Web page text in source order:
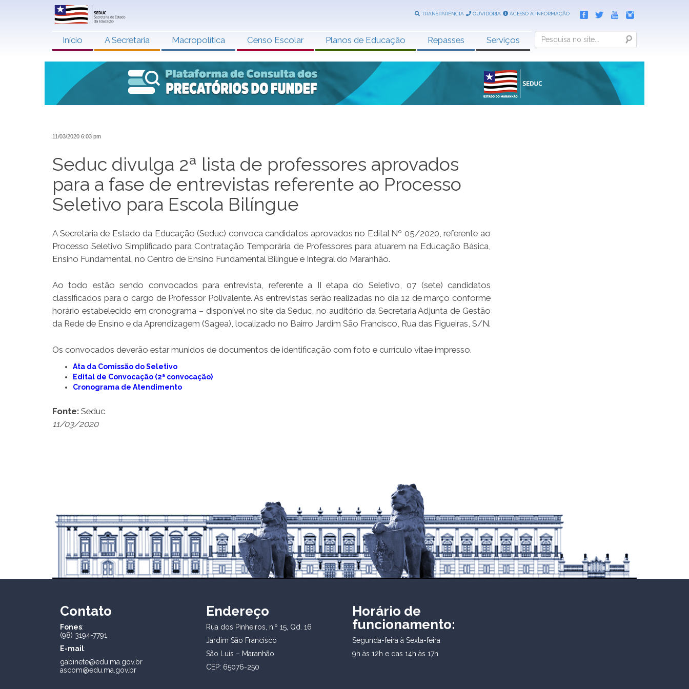
TRANSPARÊNCIA OUVIDORIA ACESSO A INFORMAÇÃO
Início A Secretaria Macropolítica Censo Escolar Planos de Educação Repasses Serviços Search
11/03/2020 6:03 pm
Seduc divulga 2ª lista de professores aprovados
para a fase de entrevistas referente ao Processo
Seletivo para Escola Bilíngue
A Secretaria de Estado da Educação (Seduc) convoca candidatos aprovados no Edital Nº 05/2020, referente ao
Processo Seletivo Simplificado para Contratação Temporária de Professores para atuarem na Educação Básica,
Ensino Fundamental, no Centro de Ensino Fundamental Bilíngue e Integral do Maranhão.
Ao todo estão sendo convocados para entrevista, referente a II etapa do Seletivo, 07 (sete) candidatos
classificados para o cargo de Professor Polivalente. As entrevistas serão realizadas no dia 12 de março conforme
horário estabelecido em cronograma – disponível no site da Seduc, no auditório da Secretaria Adjunta de Gestão
da Rede de Ensino e da Aprendizagem (Sagea), localizado no Bairro Jardim São Francisco, Rua das Figueiras, S/N.
Os convocados deverão estar munidos de documentos de identificação com foto e currículo vitae impresso.
Ata da Comissão do Seletivo
Edital de Convocação (2ª convocação)
Cronograma de Atendimento
Fonte: Seduc
11/03/2020
Contato
Fones:
(98) 3194-7791
E-mail:
gabinete@edu.ma.gov.br
ascom@edu.ma.gov.br
Endereço
Rua dos Pinheiros, n.º 15, Qd. 16
Jardim São Francisco
São Luís – Maranhão
CEP: 65076-250
Horário de
funcionamento:
Segunda-feira à Sexta-feira
9h às 12h e das 14h às 17h